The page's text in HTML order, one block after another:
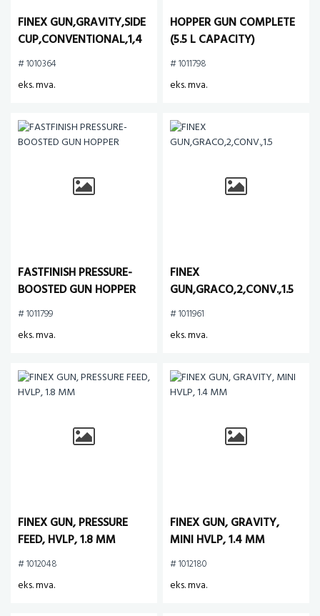
FINEX GUN,GRAVITY,SIDE
CUP,CONVENTIONAL,1,4
MM
# 1010364
eks. mva.
HOPPER GUN COMPLETE
(5.5 L CAPACITY)
# 1011798
eks. mva.
FASTFINISH PRESSURE-
BOOSTED GUN HOPPER
# 1011799
eks. mva.
FINEX
GUN,GRACO,2,CONV.,1.5
# 1011961
eks. mva.
FINEX GUN, PRESSURE
FEED, HVLP, 1.8 MM
# 1012048
eks. mva.
FINEX GUN, GRAVITY,
MINI HVLP, 1.4 MM
# 1012180
eks. mva.